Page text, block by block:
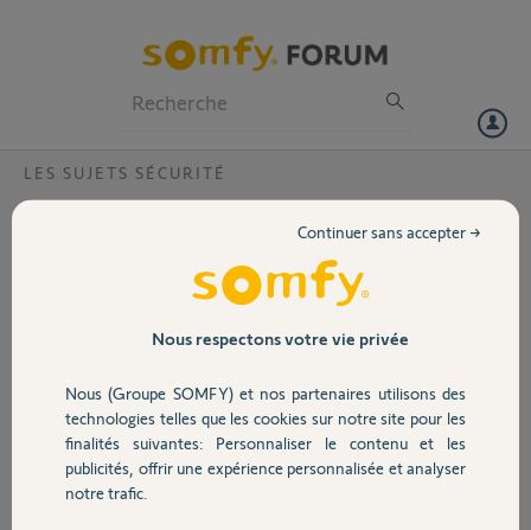
Volet
Sécurité
Domotique
LES SUJETS SÉCURITÉ
application smartphone?
Bonjour je viens de m'apercevoir que je n'ai plus accés à lapplication
depuis mon smartphone.Fonctionne bien en local avec wifi.Rien
modifié sur pc.Adresse ip clavier et pc ok..
Merci pour votre réponse
Michel E.
il y a plus de 7 ans
Participer au fil de discussion
Nous respectons votre vie privée
Nous (Groupe SOMFY) et nos partenaires utilisons des
technologies telles que les cookies sur notre site pour les
finalités suivantes: Personnaliser le contenu et les
publicités, offrir une expérience personnalisée et analyser
notre trafic.
Continuer sans accepter →